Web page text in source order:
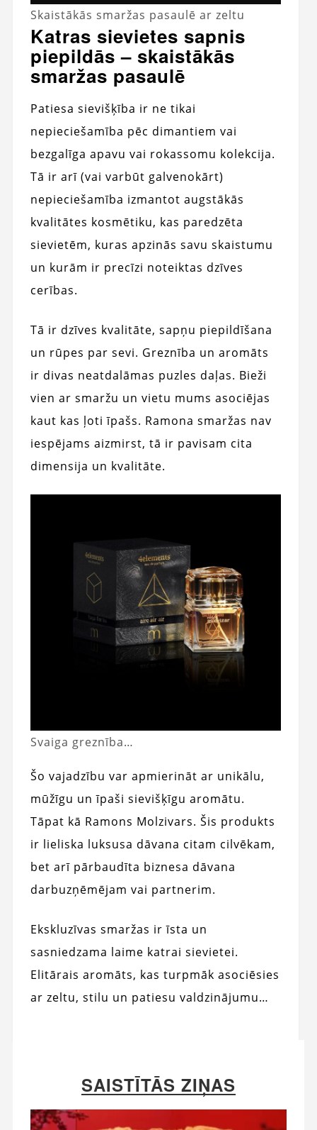
Skaistākās smaržas pasaulē ar zeltu
Katras sievietes sapnis
piepildās – skaistākās
smaržas pasaulē
Patiesa sievišķība ir ne tikai
nepieciešamība pēc dimantiem vai
bezgalīga apavu vai rokassomu kolekcija.
Tā ir arī (vai varbūt galvenokārt)
nepieciešamība izmantot augstākās
kvalitātes kosmētiku, kas paredzēta
sievietēm, kuras apzinās savu skaistumu
un kurām ir precīzi noteiktas dzīves
cerības.
Tā ir dzīves kvalitāte, sapņu piepildīšana
un rūpes par sevi. Greznība un aromāts
ir divas neatdalāmas puzles daļas. Bieži
vien ar smaržu un vietu mums asociējas
kaut kas ļoti īpašs. Ramona smaržas nav
iespējams aizmirst, tā ir pavisam cita
dimensija un kvalitāte.
Svaiga greznība…
Šo vajadzību var apmierināt ar unikālu,
mūžīgu un īpaši sievišķīgu aromātu.
Tāpat kā Ramons Molzivars. Šis produkts
ir lieliska luksusa dāvana citam cilvēkam,
bet arī pārbaudīta biznesa dāvana
darbuzņēmējam vai partnerim.
Ekskluzīvas smaržas ir īsta un
sasniedzama laime katrai sievietei.
Elitārais aromāts, kas turpmāk asociēsies
ar zeltu, stilu un patiesu valdzinājumu…
SAISTĪTĀS ZIŅAS